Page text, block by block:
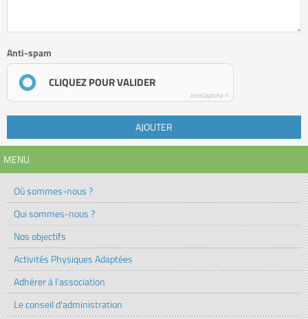
Anti-spam
CLIQUEZ POUR VALIDER
IconCaptcha ©
AJOUTER
MENU
Où sommes-nous ?
Qui sommes-nous ?
Nos objectifs
Activités Physiques Adaptées
Adhérer à l'association
Le conseil d'administration